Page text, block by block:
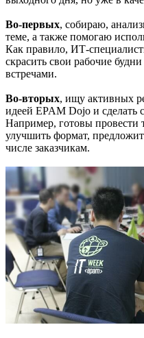
Во-первых, собираю,
теме, а также помогаю
Как правило, ИТ-
скрасить свои рабочие
встречами.
Во-вторых, ищу активных
идеей EPAM Dojo и сделать
Например, готовы провести
улучшить формат,
числе заказчикам.